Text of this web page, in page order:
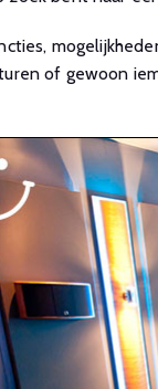
of gewoon